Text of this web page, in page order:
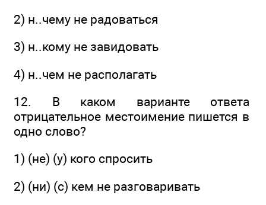
2) н..чему не радоваться
3) н..кому не завидовать
4) н..чем не располагать
12. В каком варианте ответа
отрицательное местоимение пишется в
одно слово?
1) (не) (у) кого спросить
2) (ни) (с) кем не разговаривать